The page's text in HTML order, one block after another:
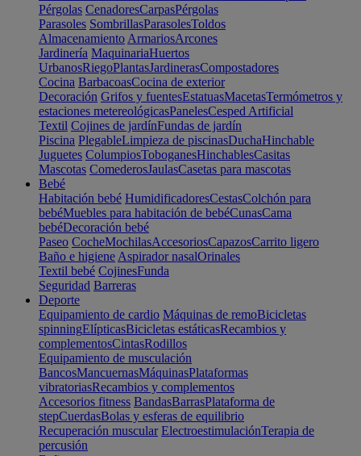
Pérgolas CenadoresCarpasPérgolas
Parasoles SombrillasParasolesToldos
Almacenamiento ArmariosArcones
Jardinería MaquinariaHuertos
UrbanosRiegoPlantasJardinerasCompostadores
Cocina BarbacoasCocina de exterior
Decoración Grifos y fuentesEstatuasMacetasTermómetros y
estaciones metereológicasPanelesCesped Artificial
Textil Cojines de jardínFundas de jardín
Piscina PlegableLimpieza de piscinasDuchaHinchable
Juguetes ColumpiosToboganesHinchablesCasitas
Mascotas ComederosJaulasCasetas para mascotas
Bebé
Habitación bebé HumidificadoresCestasColchón para
bebéMuebles para habitación de bebéCunasCama
bebéDecoración bebé
Paseo CocheMochilasAccesoriosCapazosCarrito ligero
Baño e higiene Aspirador nasalOrinales
Textil bebé CojinesFunda
Seguridad Barreras
Deporte
Equipamiento de cardio Máquinas de remoBicicletas
spinningElípticasBicicletas estáticasRecambios y
complementosCintasRodillos
Equipamiento de musculación
BancosMancuernasMáquinasPlataformas
vibratoriasRecambios y complementos
Accesorios fitness BandasBarrasPlataforma de
stepCuerdasBolas y esferas de equilibrio
Recuperación muscular ElectroestimulaciónTerapia de
percusión